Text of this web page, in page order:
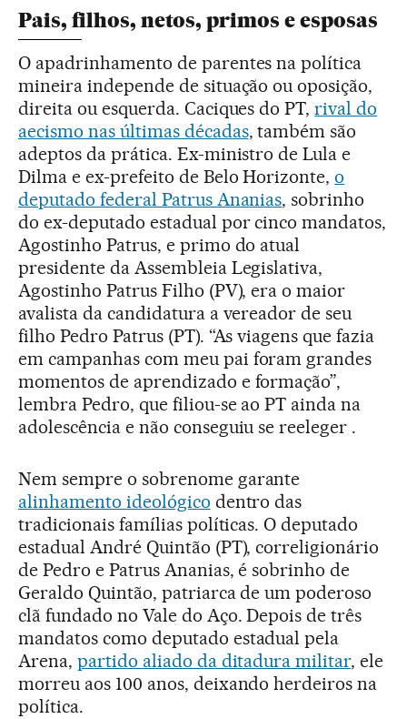
Pais, filhos, netos, primos e esposas
O apadrinhamento de parentes na política
mineira independe de situação ou oposição,
direita ou esquerda. Caciques do PT,rival do
aecismo nas últimas décadas, também são
adeptos da prática. Ex-ministro de Lula e
Dilma e ex-prefeito de Belo Horizonte,o
deputado federal Patrus Ananias, sobrinho
do ex-deputado estadual por cinco mandatos,
Agostinho Patrus, e primo do atual
presidente da Assembleia Legislativa,
Agostinho Patrus Filho (PV), era o maior
avalista da candidatura a vereador de seu
filho Pedro Patrus (PT). “As viagens que fazia
em campanhas com meu pai foram grandes
momentos de aprendizado e formação”,
lembra Pedro, que filiou-se ao PT ainda na
adolescência e não conseguiu se reeleger .
Nem sempre o sobrenome garante
alinhamento ideológico dentro das
tradicionais famílias políticas. O deputado
estadual André Quintão (PT), correligionário
de Pedro e Patrus Ananias, é sobrinho de
Geraldo Quintão, patriarca de um poderoso
clã fundado no Vale do Aço. Depois de três
mandatos como deputado estadual pela
Arena, partido aliado da ditadura militar, ele
morreu aos 100 anos, deixando herdeiros na
política.